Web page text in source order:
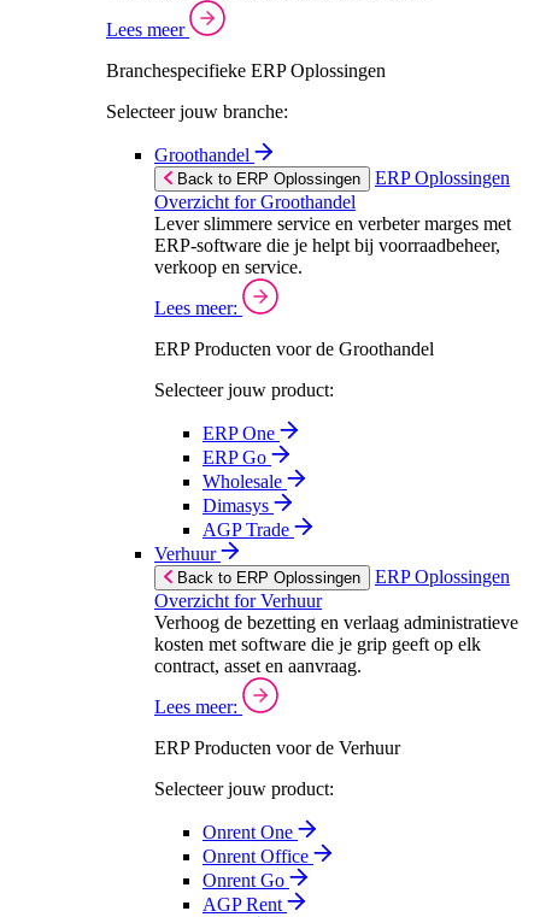
Lees meer
Branchespecifieke ERP Oplossingen
Selecteer jouw branche:
Groothandel
Back to ERP Oplossingen
ERP Oplossingen
Overzicht for Groothandel
Lever slimmere service en verbeter marges met
ERP-software die je helpt bij voorraadbeheer,
verkoop en service.
Lees meer:
ERP Producten voor de Groothandel
Selecteer jouw product:
ERP One
ERP Go
Wholesale
Dimasys
AGP Trade
Verhuur
Back to ERP Oplossingen
ERP Oplossingen
Overzicht for Verhuur
Verhoog de bezetting en verlaag administratieve
kosten met software die je grip geeft op elk
contract, asset en aanvraag.
Lees meer:
ERP Producten voor de Verhuur
Selecteer jouw product:
Onrent One
Onrent Office
Onrent Go
AGP Rent